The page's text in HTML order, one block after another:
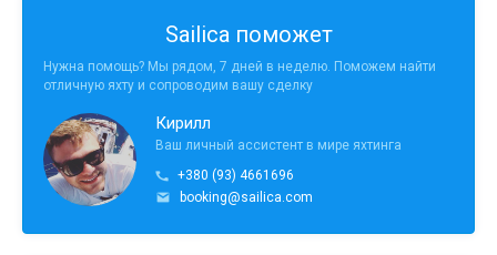
Sailica поможет
Нужна помощь? Мы рядом, 7 дней в неделю. Поможем найти
отличную яхту и сопроводим вашу сделку
Кирилл
Ваш личный ассистент в мире яхтинга
+380 (93) 4661696
booking@sailica.com